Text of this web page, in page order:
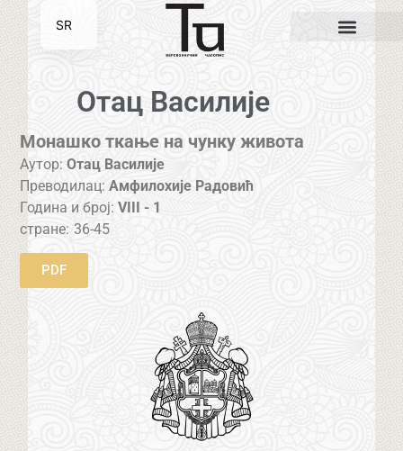
Отац Василије
Монашко ткање на чунку живота
Аутор: Отац Василије
Преводилац: Амфилохије Радовић
Година и број:VIII - 1
стране: 36-45
PDF
SR
EN